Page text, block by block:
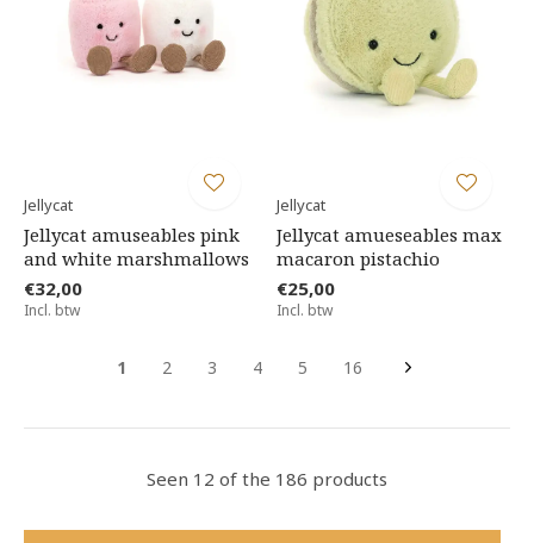
Jellycat
Jellycat amuseables pink
and white marshmallows
€32,00
Incl. btw
Jellycat
Jellycat amueseables max
macaron pistachio
€25,00
Incl. btw
1 2 3 4 5 16
Seen 12 of the 186 products